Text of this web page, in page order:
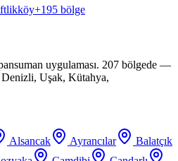
+195 bölge
uygulaması. 207 bölgede —
Uşak, Kütahya,
Alsancak Ayrancılar
Balatçık